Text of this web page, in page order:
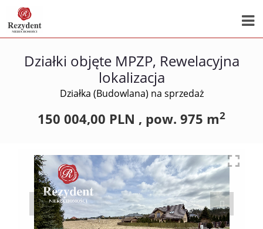
Działki objęte MPZP, Rewelacyjna
lokalizacja
Działka (Budowlana) na sprzedaż
150 004,00 PLN , pow. 975 m2